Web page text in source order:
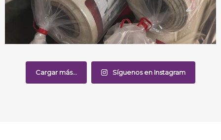
Cargar más... Síguenos en Instagram